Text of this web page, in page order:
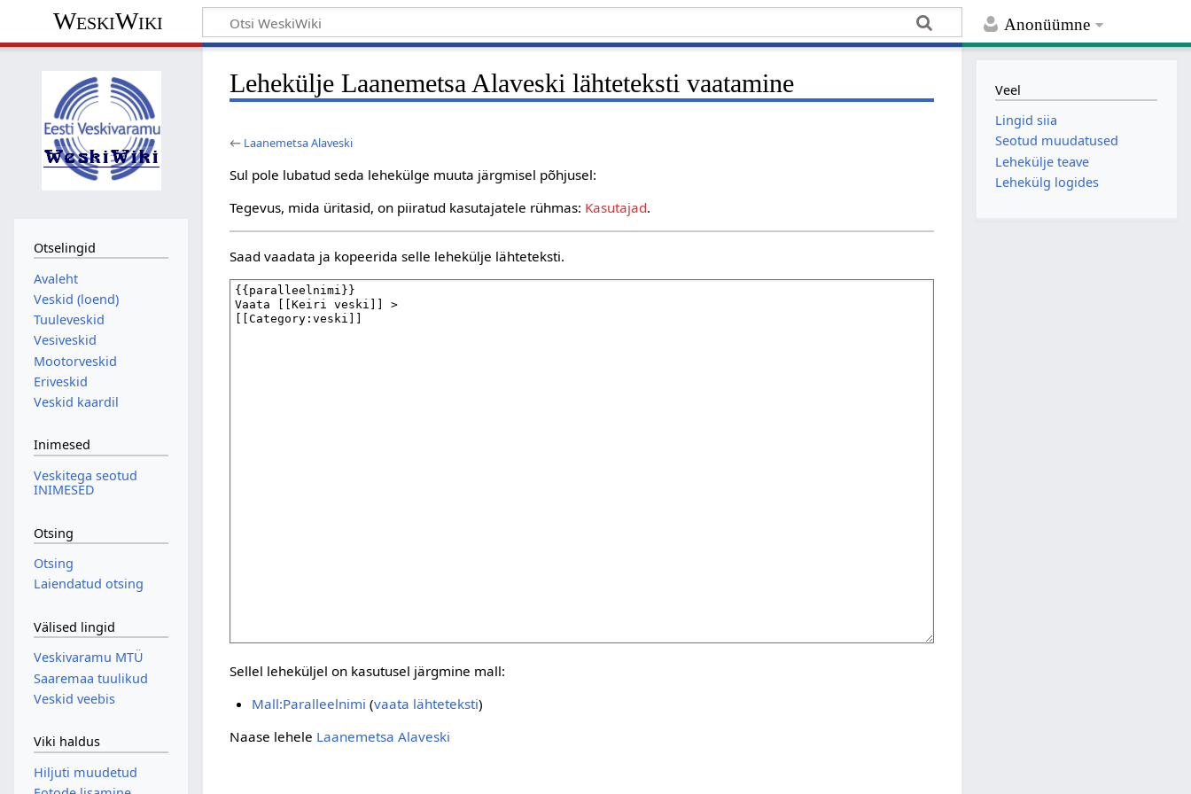
Anonüümne
WeskiWiki
Lehekülje Laanemetsa Alaveski lähteteksti vaatamine
← Laanemetsa Alaveski
Sul pole lubatud seda lehekülge muuta järgmisel põhjusel:
Tegevus, mida üritasid, on piiratud kasutajatele rühmas: Kasutajad.
Saad vaadata ja kopeerida selle lehekülje lähteteksti.
Sellel leheküljel on kasutusel järgmine mall:
Mall:Paralleelnimi (vaata lähteteksti)
Naase lehele Laanemetsa Alaveski
Otselingid
Avaleht
Veskid (loend)
Tuuleveskid
Vesiveskid
Mootorveskid
Eriveskid
Veskid kaardil
Inimesed
Veskitega seotud
INIMESED
Otsing
Otsing
Laiendatud otsing
Välised lingid
Veskivaramu MTÜ
Saaremaa tuulikud
Veskid veebis
Viki haldus
Hiljuti muudetud
Veel
Lingid siia
Seotud muudatused
Lehekülje teave
Lehekülg logides